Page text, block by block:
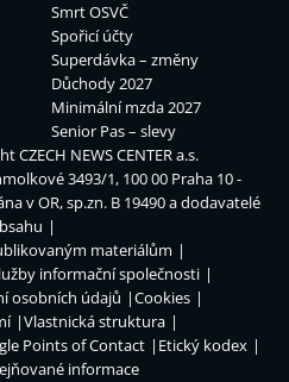
Smrt OSVČ
Spořicí účty
Superdávka – změny
Důchody 2027
Minimální mzda 2027
Senior Pas – slevy
CZECH NEWS CENTER a.s.
3493/1, 100 00 Praha 10 -
v OR, sp.zn. B 19490 a dodavatelé
materiálům
informační společnosti
osobních údajů
Cookies
Vlastnická struktura
Points of Contact
Etický kodex
informace